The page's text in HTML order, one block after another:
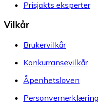
Prisjakts eksperter
Vilkår
Brukervilkår
Konkurransevilkår
Åpenhetsloven
Personvernerklæring